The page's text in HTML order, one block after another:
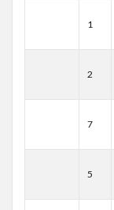
1
2
7
5